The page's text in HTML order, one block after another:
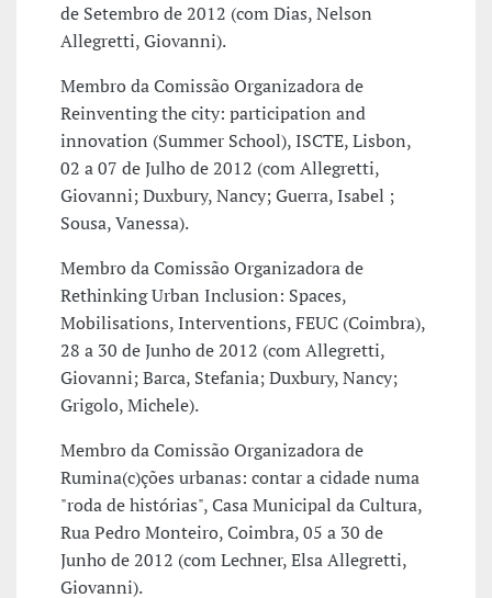
de Setembro de 2012 (com Dias, Nelson
Allegretti, Giovanni).
Membro da Comissão Organizadora de
Reinventing the city: participation and
innovation (Summer School), ISCTE, Lisbon,
02 a 07 de Julho de 2012 (com Allegretti,
Giovanni; Duxbury, Nancy; Guerra, Isabel ;
Sousa, Vanessa).
Membro da Comissão Organizadora de
Rethinking Urban Inclusion: Spaces,
Mobilisations, Interventions, FEUC (Coimbra),
28 a 30 de Junho de 2012 (com Allegretti,
Giovanni; Barca, Stefania; Duxbury, Nancy;
Grigolo, Michele).
Membro da Comissão Organizadora de
Rumina(c)ções urbanas: contar a cidade numa
"roda de histórias", Casa Municipal da Cultura,
Rua Pedro Monteiro, Coimbra, 05 a 30 de
Junho de 2012 (com Lechner, Elsa Allegretti,
Giovanni).